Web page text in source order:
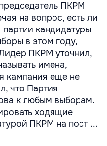
ПКРМ
на вопрос, есть ли
кандидатуры
в этом году,
ПКРМ уточнил,
имена,
кампания еще не
что Партия
к любым выборам.
ходящие
ПКРМ на пост ...